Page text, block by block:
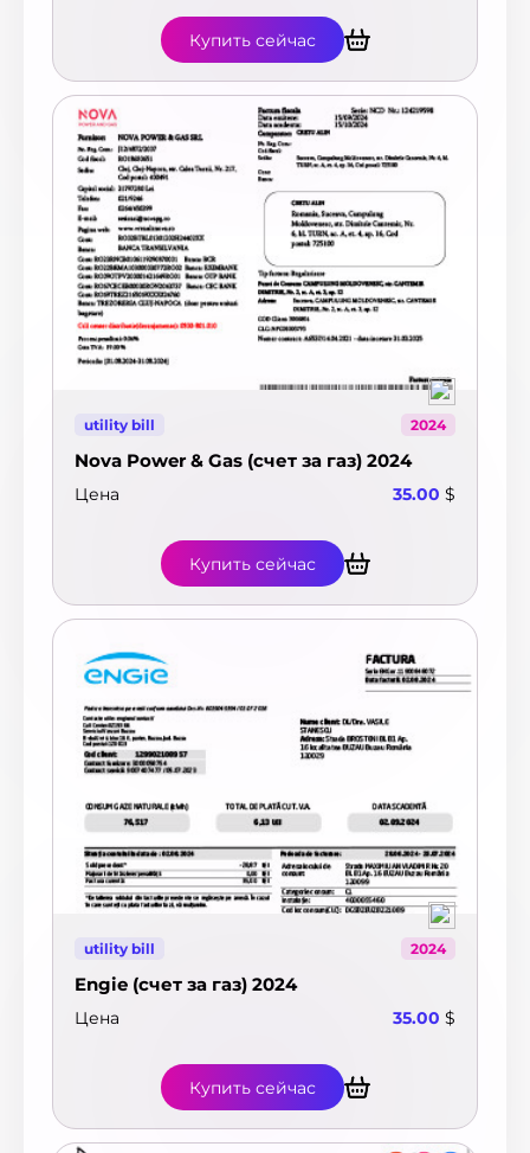
Купить сейчас
utility bill 2024
Nova Power & Gas (счет за газ) 2024
Цена 35.00 $
Купить сейчас
utility bill 2024
Engie (счет за газ) 2024
Цена 35.00 $
Купить сейчас